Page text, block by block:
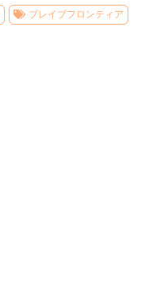
ブレイブフロンティア